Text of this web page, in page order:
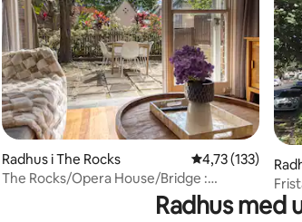
betyg, 90 omdömen
Radhus i The Rocks 4,73 av 5 i
4,73 (133)
The Rocks/Opera House/Bridge :
Radhus med